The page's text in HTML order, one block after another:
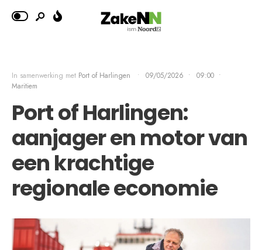
In samenwerking met Port of Harlingen • 09/05/2026 • 09:00 •
Maritiem
Port of Harlingen:
aanjager en motor van
een krachtige
regionale economie